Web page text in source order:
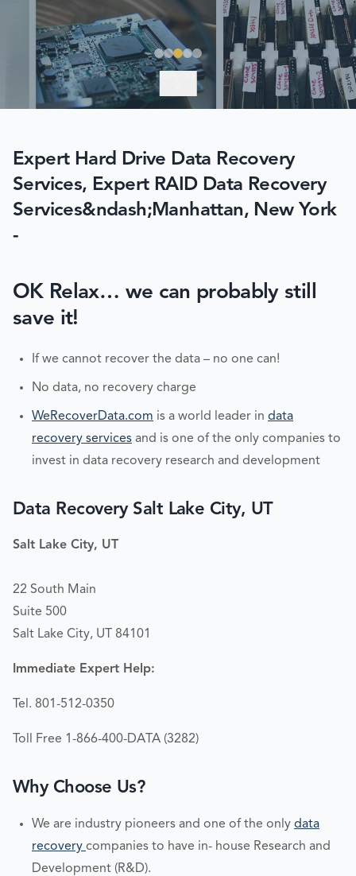
Expert Hard Drive Data Recovery
Services, Expert RAID Data Recovery
Services&ndash;Manhattan, New York
-
OK Relax… we can probably still
save it!
If we cannot recover the data – no one can!
No data, no recovery charge
WeRecoverData.com is a world leader in data
recovery services and is one of the only companies to
invest in data recovery research and development
Data Recovery Salt Lake City, UT
Salt Lake City, UT
22 South Main
Suite 500
Salt Lake City, UT 84101
Immediate Expert Help:
Tel. 801-512-0350
Toll Free 1-866-400-DATA (3282)
Why Choose Us?
We are industry pioneers and one of the only data
recovery companies to have in- house Research and
Development (R&D).